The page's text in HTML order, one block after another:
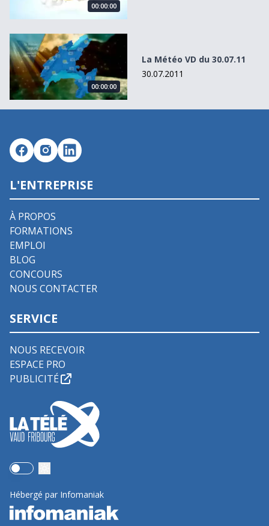
00:00:00
La Météo VD du 30.07.11
00:00:00
La Météo VD du 30.07.11
30.07.2011
L'ENTREPRISE
À PROPOS
FORMATIONS
EMPLOI
BLOG
CONCOURS
NOUS CONTACTER
SERVICE
NOUS RECEVOIR
ESPACE PRO
PUBLICITÉ
Use setting
Hébergé par Infomaniak